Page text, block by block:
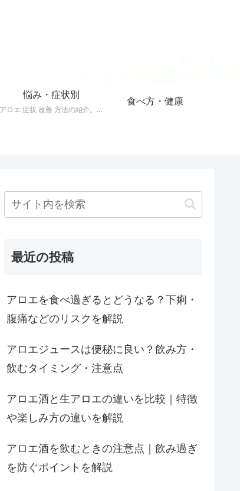
悩み・症状別
アロエ 症状 改善 方法の紹介。40以上の症状をアロエで改善する方法。
食べ方・健康
最近の投稿
アロエを食べ過ぎるとどうなる？下痢・
腹痛などのリスクを解説
アロエジュースは便秘に良い？飲み方・
飲むタイミング・注意点
アロエ酒と生アロエの違いを比較｜特徴
や楽しみ方の違いを解説
アロエ酒を飲むときの注意点｜飲み過ぎ
を防ぐポイントを解説